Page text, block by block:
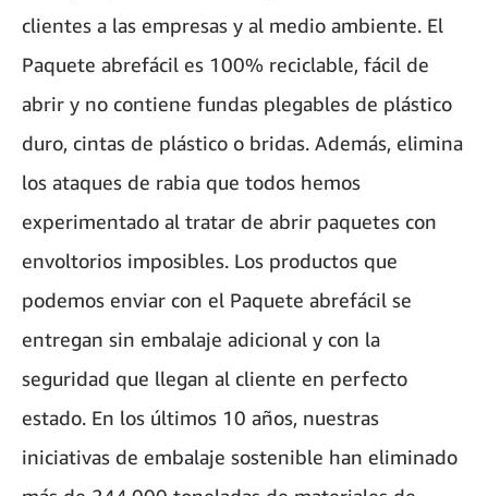
clientes a las empresas y al medio ambiente. El
Paquete abrefácil es 100% reciclable, fácil de
abrir y no contiene fundas plegables de plástico
duro, cintas de plástico o bridas. Además, elimina
los ataques de rabia que todos hemos
experimentado al tratar de abrir paquetes con
envoltorios imposibles. Los productos que
podemos enviar con el Paquete abrefácil se
entregan sin embalaje adicional y con la
seguridad que llegan al cliente en perfecto
estado. En los últimos 10 años, nuestras
iniciativas de embalaje sostenible han eliminado